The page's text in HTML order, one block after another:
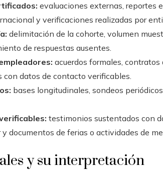
evaluaciones externas, reportes
y verificaciones realizadas por
delimitación de la cohorte, volumen
de respuestas ausentes.
acuerdos formales,
con datos de contacto verificables.
bases longitudinales, sondeos
testimonios sustentados con
documentos de ferias o actividades de
y su interpretación